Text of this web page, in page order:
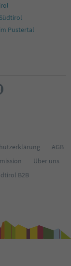
Pustertal
AGB
Über uns
B2B